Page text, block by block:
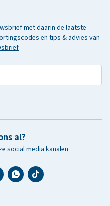
met daarin de laatste
en tips & advies van
al?
social media kanalen